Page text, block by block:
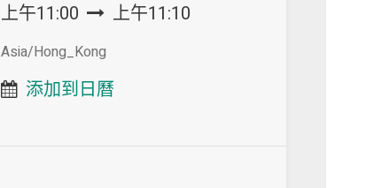
上午11:00 上午11:10
Asia/Hong_Kong
添加到日曆